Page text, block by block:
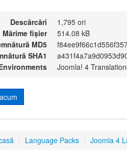
Descărcări
1,795 ori
Mărime fișier
514.08 kB
MD5
SHA1
Joomla! 4
/ Language Packs / Joomla 4